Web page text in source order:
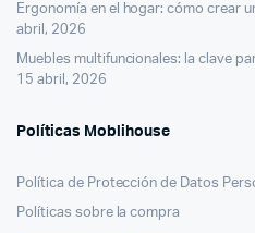
Ergonomía en el hogar: cómo crear
abril, 2026
Muebles multifuncionales: la clave
15 abril, 2026
Políticas Moblihouse
Política de Protección de Datos
Políticas sobre la compra